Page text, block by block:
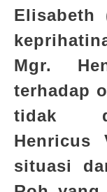
Elisabeth
Mgr.
terhadap
tidak
Henricus
situasi